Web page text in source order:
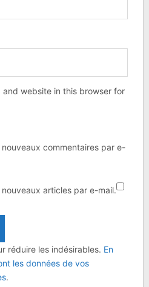
and website in this browser for
commentaires par e-
articles par e-mail.
réduire les indésirables. En
les données de vos
.